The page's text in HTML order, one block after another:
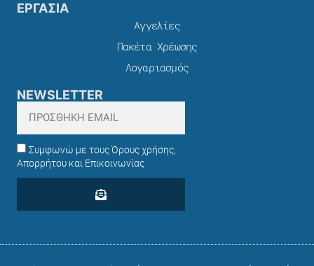
ΕΡΓΑΣΙΑ
Αγγελίες
Πακέτα Χρέωσης​
Λογαριασμός
NEWSLETTER
Συμφωνώ με τους Όρους χρήσης,
Απορρήτου και Επικοινωνίας